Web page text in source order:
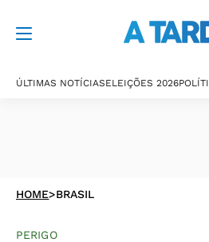
ÚLTIMAS NOTÍCIASELEIÇÕES 2026
HOME>BRASIL
PERIGO